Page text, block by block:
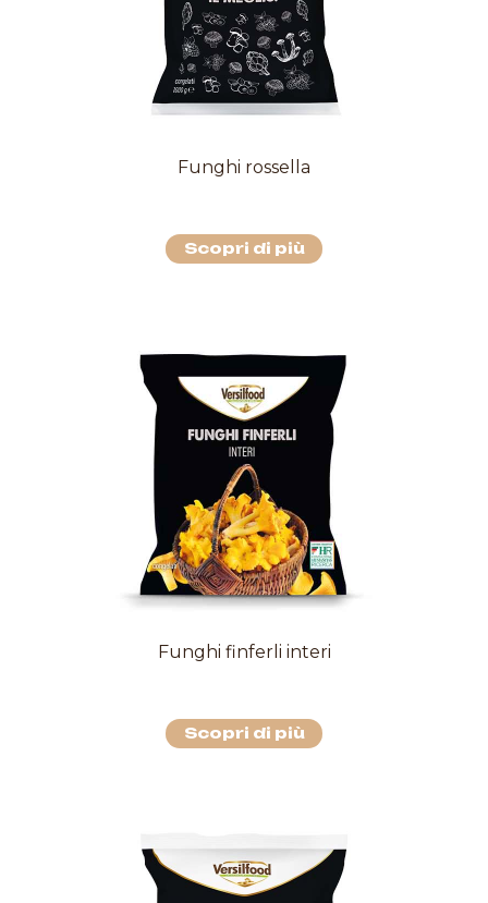
Funghi rossella
Scopri di più
Funghi finferli interi
Scopri di più